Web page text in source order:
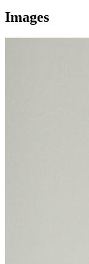
Images